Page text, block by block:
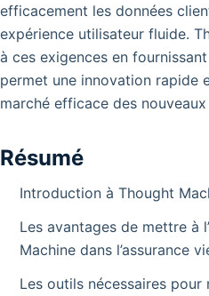
efficacement les données
expérience utilisateur fluide.
à ces exigences en
permet une innovation rapide
marché efficace des nouveaux
Résumé
Introduction à Thought
Les avantages de mettre à
Machine dans l’assurance
Les outils nécessaires pour